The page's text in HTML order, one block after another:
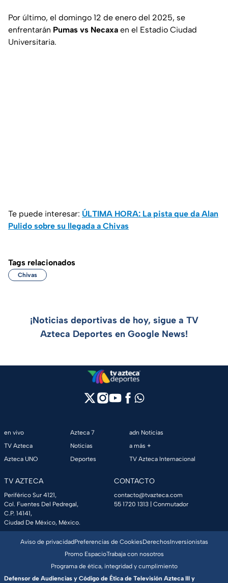
Por último, el domingo 12 de enero del 2025, se
enfrentarán Pumas vs Necaxa en el Estadio Ciudad
Universitaria.
Te puede interesar: ÚLTIMA HORA: La pista que da Alan
Pulido sobre su llegada a Chivas
Tags relacionados
Chivas
¡Noticias deportivas de hoy, sigue a TV
Azteca Deportes en Google News!
en vivo
TV Azteca
Azteca UNO
Azteca 7
Noticias
Deportes
adn Noticias
a más +
TV Azteca Internacional
TV AZTECA
Periférico Sur 4121,
Col. Fuentes Del Pedregal,
C.P. 14141,
Ciudad De México, México.
CONTACTO
contacto@tvazteca.com
55 1720 1313 | Conmutador
Aviso de privacidadPreferencias de CookiesDerechosInversionistas
Promo EspacioTrabaja con nosotros
Programa de ética, integridad y cumplimiento
Defensor de Audiencias y Código de Ética de Televisión Azteca III y